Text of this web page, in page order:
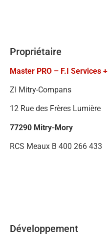
Propriétaire
Master PRO – F.I Services +
ZI Mitry-Compans
12 Rue des Frères Lumière
77290 Mitry-Mory
RCS Meaux B 400 266 433
Développement